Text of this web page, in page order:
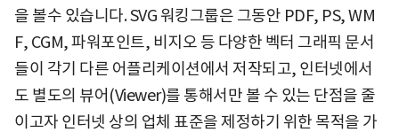
을 볼수 있습니다. SVG 워킹그룹은 그동안 PDF, PS, WM
F, CGM, 파워포인트, 비지오 등 다양한 벡터 그래픽 문서
들이 각기 다른 어플리케이션에서 저작되고, 인터넷에서
도 별도의 뷰어(Viewer)를 통해서만 볼 수 있는 단점을 줄
이고자 인터넷 상의 업체 표준을 제정하기 위한 목적을 가